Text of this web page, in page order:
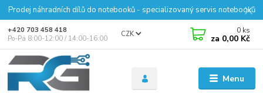
Prodej náhradních dílů do notebooků - specializovaný servis notebooků
Menu
CZK
+420 703 458 418
Po-Pá 8:00-12:00 / 14:00-16:00
0 ks
za 0,00 Kč